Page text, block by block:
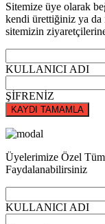
Sitemize üye olarak
kendi ürettiğiniz ya
sitemizin
KULLANICI ADI
ŞİFRENİZ
KAYDI TAMAMLA
Üyelerimize Özel
Faydalanabilirsiniz
KULLANICI ADI